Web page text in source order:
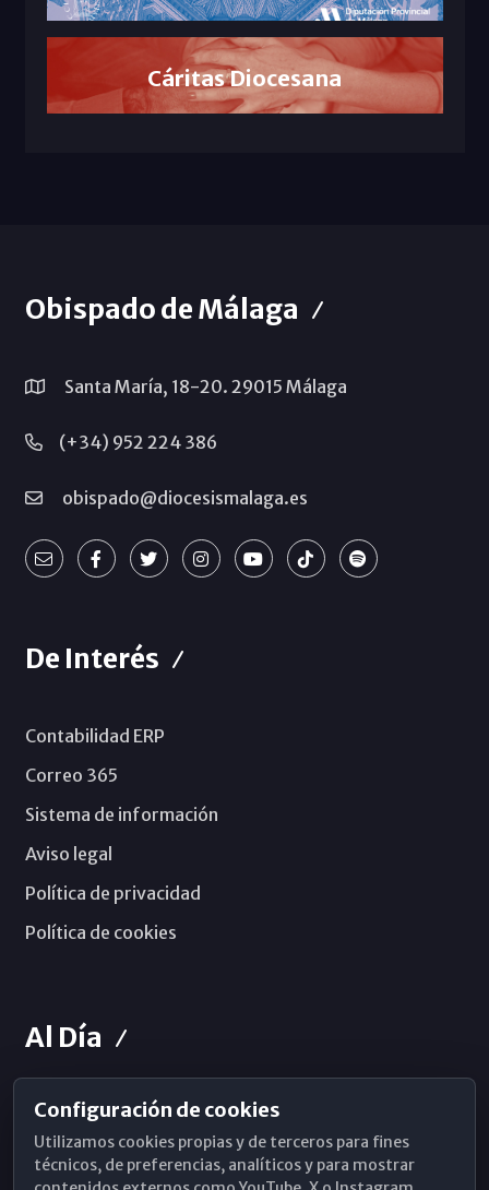
Cáritas Diocesana
Obispado de Málaga
Santa María, 18-20. 29015 Málaga
(+34) 952 224 386
obispado@diocesismalaga.es
De Interés
Contabilidad ERP
Correo 365
Sistema de información
Aviso legal
Política de privacidad
Política de cookies
Al Día
Horarios de Misa
Hemeroteca
Configuración de cookies
Utilizamos cookies propias y de terceros para fines
técnicos, de preferencias, analíticos y para mostrar